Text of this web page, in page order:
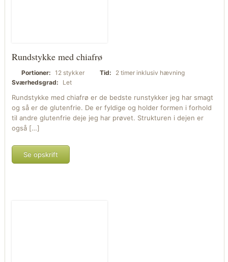
Rundstykke med chiafrø
Portioner: 12 stykker Tid:
2 timer inklusiv hævning
Sværhedsgrad:
Let
Rundstykke med chiafrø er de bedste runstykker jeg har smagt
og så er de glutenfrie. De er fyldige og holder formen i forhold
til andre glutenfrie deje jeg har prøvet. Strukturen i dejen er
også […]
Se opskrift